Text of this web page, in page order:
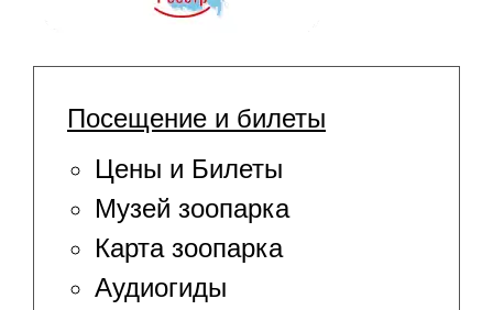
Посещение и билеты
Цены и Билеты
Музей зоопарка
Карта зоопарка
Аудиогиды